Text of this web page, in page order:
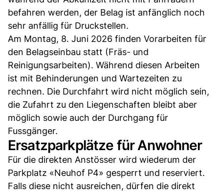
befahren werden, der Belag ist anfänglich noch
sehr anfällig für Druckstellen.
Am Montag, 8. Juni 2026 finden Vorarbeiten für
den Belagseinbau statt (Fräs- und
Reinigungsarbeiten). Während diesen Arbeiten
ist mit Behinderungen und Wartezeiten zu
rechnen. Die Durchfahrt wird nicht möglich sein,
die Zufahrt zu den Liegenschaften bleibt aber
möglich sowie auch der Durchgang für
Fussgänger.
Ersatzparkplätze für Anwohner
Für die direkten Anstösser wird wiederum der
Parkplatz «Neuhof P4» gesperrt und reserviert.
Falls diese nicht ausreichen, dürfen die direkt